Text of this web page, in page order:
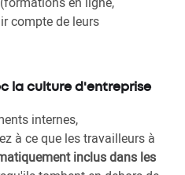
compte de leurs
la culture d'entreprise
internes,
à ce que les travailleurs à
inclus dans les